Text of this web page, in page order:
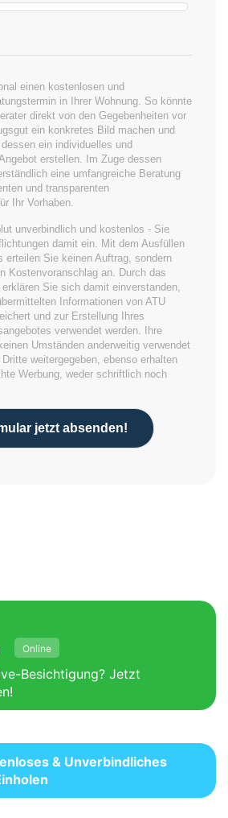
einen kostenlosen und
in Ihrer Wohnung. So könnte
direkt von den Gegebenheiten vor
ein konkretes Bild machen und
dessen ein individuelles und
erstellen. Im Zuge dessen
eine umfangreiche Beratung
und transparenten
Ihr Vorhaben.
unverbindlich und kostenlos - Sie
damit ein. Mit dem Ausfüllen
erteilen Sie keinen Auftrag, sondern
Kostenvoranschlag an. Durch das
Sie sich damit einverstanden,
Informationen von ATU
und zur Erstellung Ihres
verwendet werden. Ihre
Umständen anderweitig verwendet
weitergegeben, ebenso erhalten
Werbung, weder schriftlich noch
jetzt absenden!
Online
Besichtigung? Jetzt
& Unverbindliches